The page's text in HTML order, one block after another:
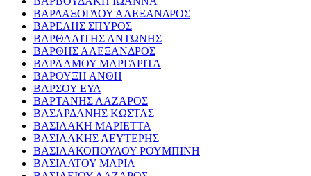
ΒΑΡΔΑΞΟΓΛΟΥ ΑΛΕΞΑΝΔΡΟΣ
ΒΑΡΕΛΗΣ ΣΠΥΡΟΣ
ΒΑΡΘΑΛΙΤΗΣ ΑΝΤΩΝΗΣ
ΒΑΡΘΗΣ ΑΛΕΞΑΝΔΡΟΣ
ΒΑΡΛΑΜΟΥ ΜΑΡΓΑΡΙΤΑ
ΒΑΡΟΥΞΗ ΑΝΘΗ
ΒΑΡΣΟΥ ΕΥΑ
ΒΑΡΤΑΝΗΣ ΛΑΖΑΡΟΣ
ΒΑΣΑΡΔΑΝΗΣ ΚΩΣΤΑΣ
ΒΑΣΙΛΑΚΗ ΜΑΡΙΕΤΤΑ
ΒΑΣΙΛΑΚΗΣ ΛΕΥΤΕΡΗΣ
ΒΑΣΙΛΑΚΟΠΟΥΛΟΥ ΡΟΥΜΠΙΝΗ
ΒΑΣΙΛΑΤΟΥ ΜΑΡΙΑ